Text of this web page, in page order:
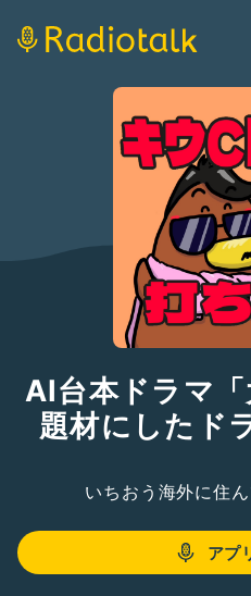
AI台本ドラマ
題材にしたド
いちおう海外に住ん
アプ